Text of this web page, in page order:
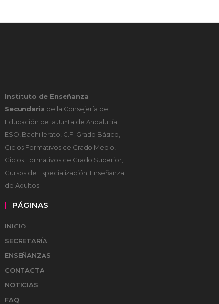
Instituto de Enseñanza
Secundaria de la Consejería de
Educación de la Junta de Andalucía.
ESO, Bachillerato, C.F. Grado Básico,
Ciclos Formativos de Grado Medio,
Ciclos Formativos de Grado Superior,
Cursos de Especialización, Enseñanza
de Adultos.
PÁGINAS
INICIO
SECRETARÍA
ENSEÑANZAS
CONTACTA
NOTICIAS
FAQ